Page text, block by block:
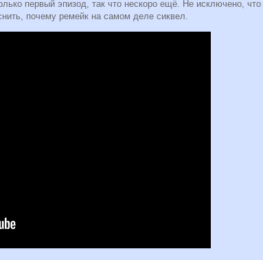
первый эпизод, так что нескоро ещё. Не исключено, что
почему ремейк на самом деле сиквел.